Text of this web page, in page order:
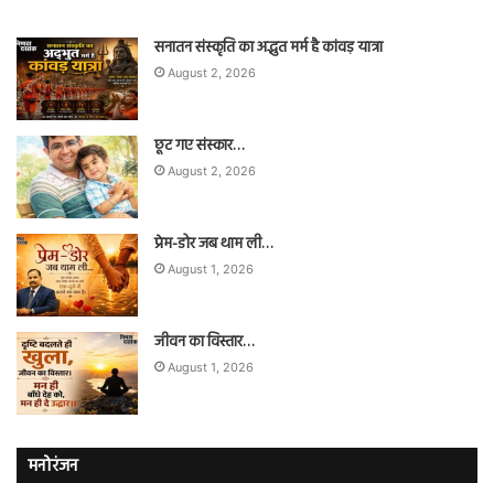
सनातन संस्कृति का अद्भुत मर्म है कांवड़ यात्रा
August 2, 2026
छूट गए संस्कार…
August 2, 2026
प्रेम-डोर जब थाम ली…
August 1, 2026
जीवन का विस्तार…
August 1, 2026
मनोरंजन